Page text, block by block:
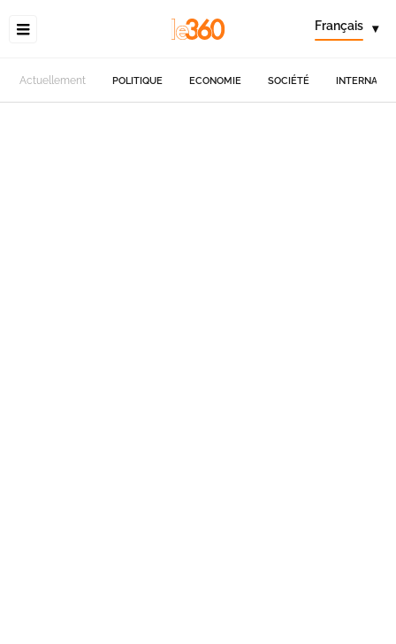
Français ▾
Actuellement POLITIQUE ECONOMIE SOCIÉTÉ